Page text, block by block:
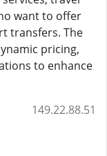
want to offer
transfers. The
pricing,
to enhance
149.22.88.51